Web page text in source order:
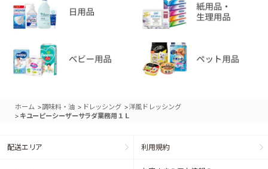
ホーム >調味料・油 > ドレッシング >洋風ドレッシング
> キユーピーシーザーサラダ業務用１Ｌ
配送エリア 利用規約